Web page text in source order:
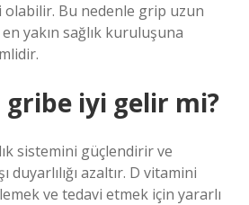
Bu nedenle grip uzun
yakın sağlık kuruluşuna
iyi gelir mi?
sistemini güçlendirir ve
azaltır. D vitamini
ve tedavi etmek için yararlı